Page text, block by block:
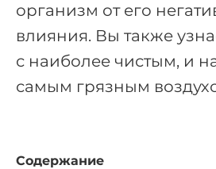
организм от его
влияния. Вы также
с наиболее чистым, и
самым грязным
Содержание